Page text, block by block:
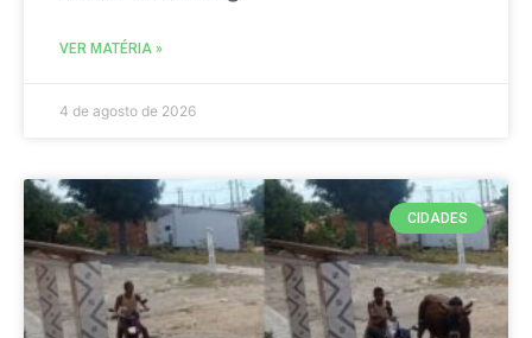
VER MATÉRIA »
4 de agosto de 2026
CIDADES